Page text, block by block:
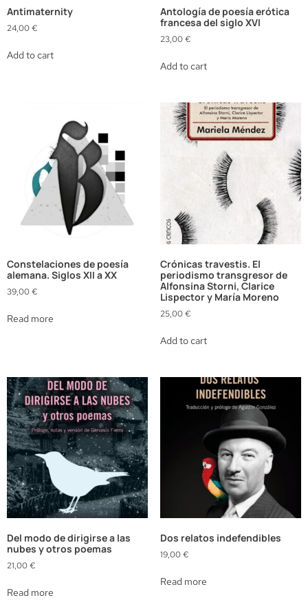
Antimaternity
24,00€
Add to cart
Antología de poesía erótica
francesa del siglo XVI
23,00€
Add to cart
Constelaciones de poesía
alemana. Siglos XII a XX
39,00€
Read more
Crónicas travestis. El
periodismo transgresor de
Alfonsina Storni, Clarice
Lispector y María Moreno
25,00€
Add to cart
Del modo de dirigirse a las
nubes y otros poemas
21,00€
Read more
Dos relatos indefendibles
19,00€
Read more